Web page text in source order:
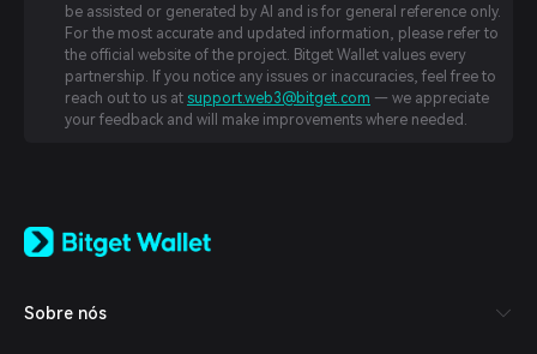
be assisted or generated by AI and is for general reference only.
For the most accurate and updated information, please refer to
the official website of the project. Bitget Wallet values every
partnership. If you notice any issues or inaccuracies, feel free to
reach out to us at support.web3@bitget.com — we appreciate
your feedback and will make improvements where needed.
日本語
Español (Latinoamérica)
Sobre nós